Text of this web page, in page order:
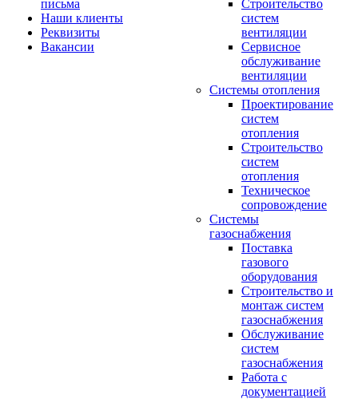
письма
Наши клиенты
Реквизиты
Вакансии
Строительство
систем
вентиляции
Сервисное
обслуживание
вентиляции
Системы отопления
Проектирование
систем
отопления
Строительство
систем
отопления
Техническое
сопровождение
Системы
газоснабжения
Поставка
газового
оборудования
Строительство и
монтаж систем
газоснабжения
Обслуживание
систем
газоснабжения
Работа с
документацией